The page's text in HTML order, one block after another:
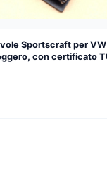
Sportscraft per
con certificato